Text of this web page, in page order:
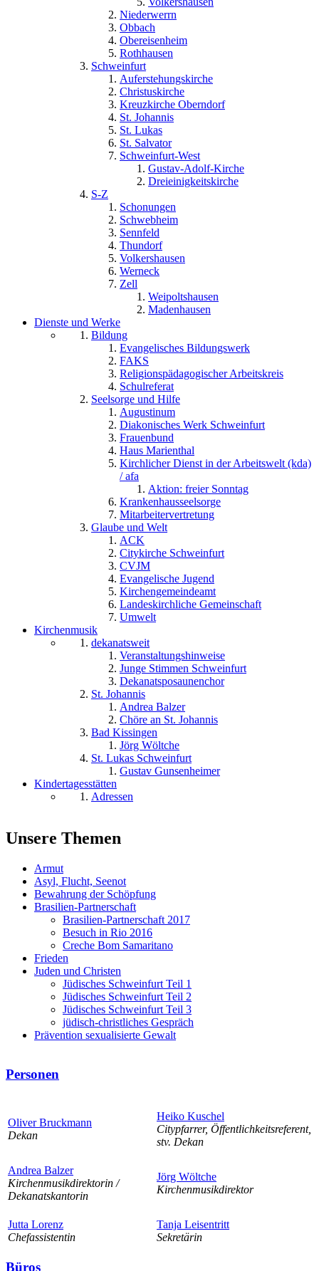
Niederwerrn
Obbach
Obereisenheim
Rothhausen
Schweinfurt
Auferstehungskirche
Christuskirche
Kreuzkirche Oberndorf
St. Johannis
St. Lukas
St. Salvator
Schweinfurt-West
Gustav-Adolf-Kirche
Dreieinigkeitskirche
S-Z
Schonungen
Schwebheim
Sennfeld
Thundorf
Volkershausen
Werneck
Zell
Weipoltshausen
Madenhausen
Dienste und Werke
Bildung
Evangelisches Bildungswerk
FAKS
Religionspädagogischer Arbeitskreis
Schulreferat
Seelsorge und Hilfe
Augustinum
Diakonisches Werk Schweinfurt
Frauenbund
Haus Marienthal
Kirchlicher Dienst in der Arbeitswelt (kda)
/ afa
Aktion: freier Sonntag
Krankenhausseelsorge
Mitarbeitervertretung
Glaube und Welt
ACK
Citykirche Schweinfurt
CVJM
Evangelische Jugend
Kirchengemeindeamt
Landeskirchliche Gemeinschaft
Umwelt
Kirchenmusik
dekanatsweit
Veranstaltungshinweise
Junge Stimmen Schweinfurt
Dekanatsposaunenchor
St. Johannis
Andrea Balzer
Chöre an St. Johannis
Bad Kissingen
Jörg Wöltche
St. Lukas Schweinfurt
Gustav Gunsenheimer
Kindertagesstätten
Adressen
Unsere Themen
Armut
Asyl, Flucht, Seenot
Bewahrung der Schöpfung
Brasilien-Partnerschaft
Brasilien-Partnerschaft 2017
Besuch in Rio 2016
Creche Bom Samaritano
Frieden
Juden und Christen
Jüdisches Schweinfurt Teil 1
Jüdisches Schweinfurt Teil 2
Jüdisches Schweinfurt Teil 3
jüdisch-christliches Gespräch
Prävention sexualisierte Gewalt
Personen
Oliver Bruckmann
Dekan
Heiko Kuschel
Citypfarrer, Öffentlichkeitsreferent,
stv. Dekan
Andrea Balzer
Kirchenmusikdirektorin /
Dekanatskantorin
Jörg Wöltche
Kirchenmusikdirektor
Jutta Lorenz
Chefassistentin
Tanja Leisentritt
Sekretärin
Büros